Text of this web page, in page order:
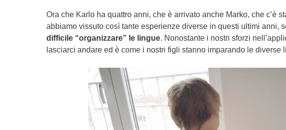
Ora che Karlo ha quattro anni, che è arrivato anche Marko, che c’è
abbiamo vissuto così tante esperienze diverse in questi ultimi anni,
difficile “organizzare” le lingue. Nonostante i nostri sforzi
lasciarci andare ed è come i nostri figli stanno imparando le diverse